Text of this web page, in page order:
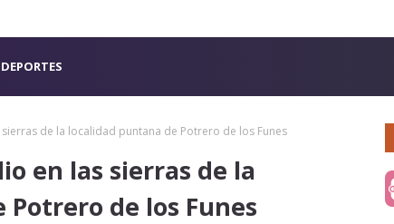
DEPORTES
de la localidad puntana de Potrero de los Funes
en las sierras de la
de los Funes